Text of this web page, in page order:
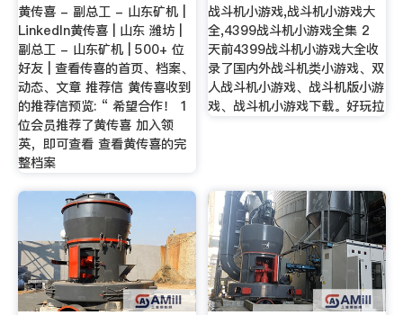
黄传喜 - 副总工 - 山东矿机 |
LinkedIn黄传喜 | 山东 潍坊 |
副总工 - 山东矿机 | 500+ 位
好友 | 查看传喜的首页、档案、
动态、文章 推荐信 黄传喜收到
的推荐信预览: “ 希望合作！ 1
位会员推荐了黄传喜 加入领
英，即可查看 查看黄传喜的完
整档案
战斗机小游戏,战斗机小游戏大
全,4399战斗机小游戏全集 2
天前4399战斗机小游戏大全收
录了国内外战斗机类小游戏、双
人战斗机小游戏、战斗机版小游
戏、战斗机小游戏下载。好玩拉